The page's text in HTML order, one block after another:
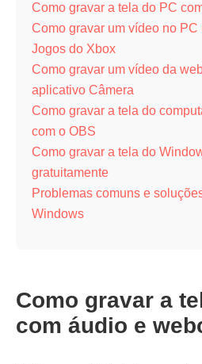
Como gravar a tela do PC
Como gravar um vídeo no
Jogos do Xbox
Como gravar um vídeo da
aplicativo Câmera
Como gravar a tela do
com o OBS
Como gravar a tela do
gratuitamente
Problemas comuns e
Windows
Como gravar a
com áudio e